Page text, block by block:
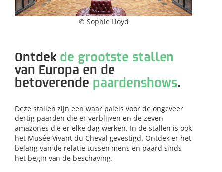
© Sophie Lloyd
Ontdek de grootste stallen
van Europa en de
betoverende paardenshows.
Deze stallen zijn een waar paleis voor de ongeveer
dertig paarden die er verblijven en de zeven
amazones die er elke dag werken. In de stallen is ook
het Musée Vivant du Cheval gevestigd. Ontdek er het
belang van de relatie tussen mens en paard sinds
het begin van de beschaving.